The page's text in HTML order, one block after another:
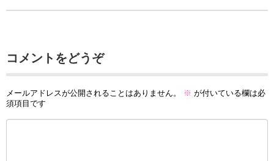
コメントをどうぞ
メールアドレスが公開されることはありません。 ※ が付いている欄は必
須項目です